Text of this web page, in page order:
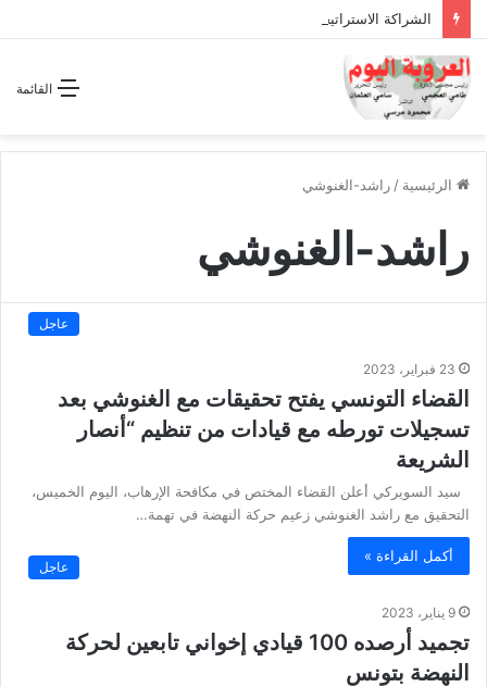
القائمة
الرئيسية / راشد-الغنوشي
راشد-الغنوشي
عاجل
23 فبراير، 2023
القضاء التونسي يفتح تحقيقات مع الغنوشي بعد
تسجيلات تورطه مع قيادات من تنظيم “أنصار
الشريعة
سيد السويركي أعلن القضاء المختص في مكافحة الإرهاب، اليوم الخميس،
التحقيق مع راشد الغنوشي زعيم حركة النهضة في تهمة…
أكمل القراءة »
عاجل
9 يناير، 2023
تجميد أرصده 100 قيادي إخواني تابعين لحركة
النهضة بتونس